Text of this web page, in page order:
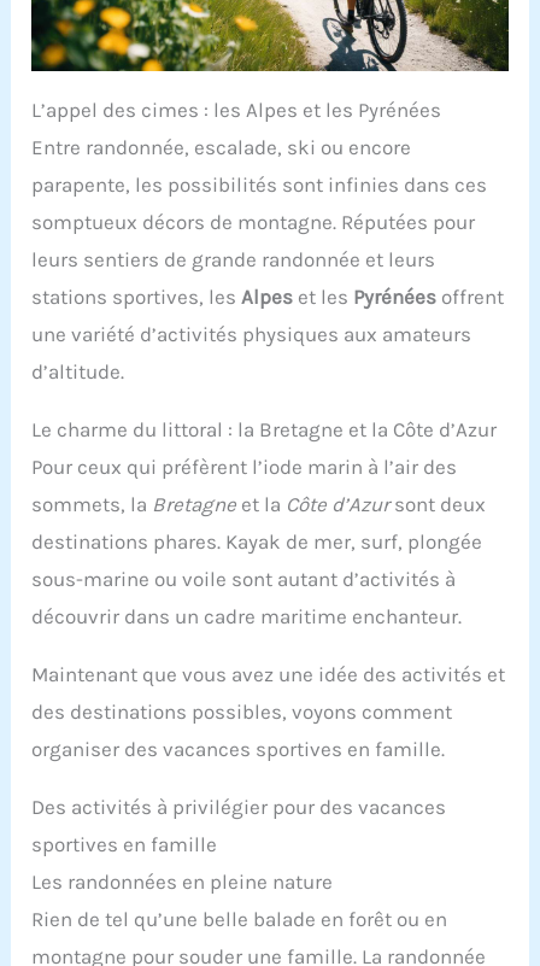
L’appel des cimes : les Alpes et les Pyrénées
Entre randonnée, escalade, ski ou encore
parapente, les possibilités sont infinies dans ces
somptueux décors de montagne. Réputées pour
leurs sentiers de grande randonnée et leurs
stations sportives, lesAlpes et les Pyrénées offrent
une variété d’activités physiques aux amateurs
d’altitude.
Le charme du littoral : la Bretagne et la Côte d’Azur
Pour ceux qui préfèrent l’iode marin à l’air des
sommets, la Bretagne et la Côte d’Azursont deux
destinations phares. Kayak de mer, surf, plongée
sous-marine ou voile sont autant d’activités à
découvrir dans un cadre maritime enchanteur.
Maintenant que vous avez une idée des activités et
des destinations possibles, voyons comment
organiser des vacances sportives en famille.
Des activités à privilégier pour des vacances
sportives en famille
Les randonnées en pleine nature
Rien de tel qu’une belle balade en forêt ou en
montagne pour souder une famille. La randonnée